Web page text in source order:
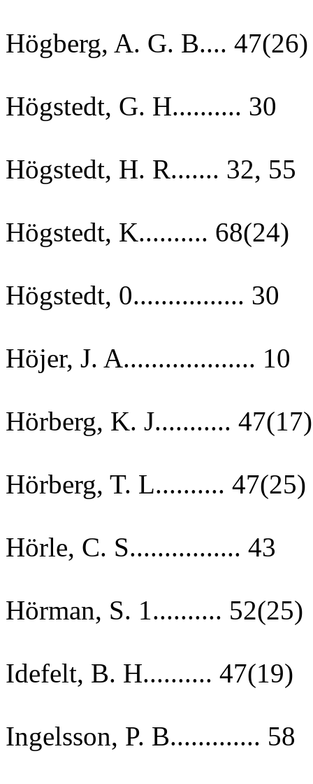
Högberg, A. G. B.... 47(26)
Högstedt, G. H.......... 30
Högstedt, H. R....... 32, 55
Högstedt, K.......... 68(24)
Högstedt, 0................ 30
Höjer, J. A................... 10
Hörberg, K. J........... 47(17)
Hörberg, T. L.......... 47(25)
Hörle, C. S................ 43
Hörman, S. 1.......... 52(25)
Idefelt, B. H.......... 47(19)
Ingelsson, P. B............. 58